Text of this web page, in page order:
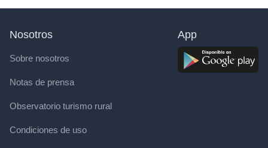
Nosotros
Sobre nosotros
Notas de prensa
Observatorio turismo rural
Condiciones de uso
App